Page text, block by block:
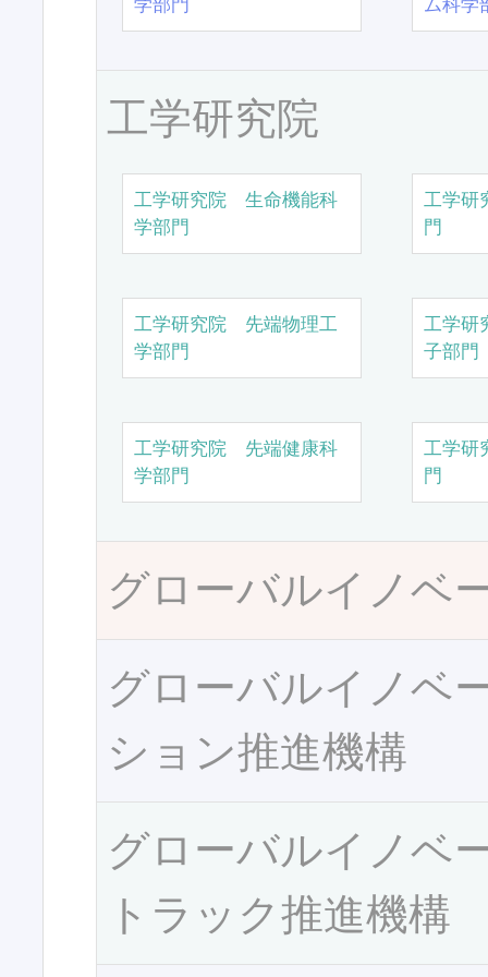
学部門 ム科学
工学研究院
工学研究院 生命機能科
学部門
工学研
門
工学研究院 先端物理工
学部門
工学研
子部門
工学研究院 先端健康科
学部門
工学研
門
グローバルイノベ
グローバルイノベ
ション推進機構
グローバルイノベ
トラック推進機構